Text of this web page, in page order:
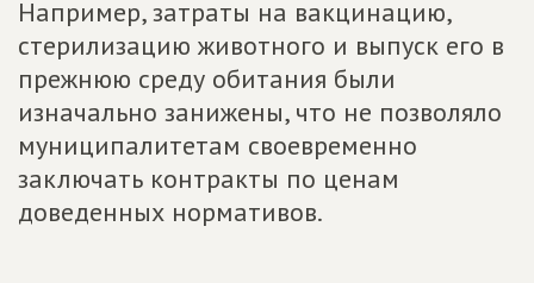
Например, затраты на вакцинацию,
стерилизацию животного и выпуск его в
прежнюю среду обитания были
изначально занижены, что не позволяло
муниципалитетам своевременно
заключать контракты по ценам
доведенных нормативов.